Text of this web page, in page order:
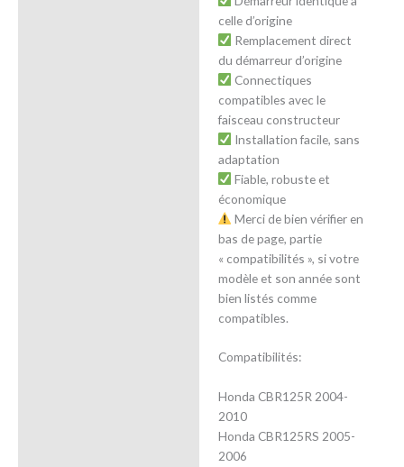
celle d’origine
Remplacement direct
du démarreur d’origine
Connectiques
compatibles avec le
faisceau constructeur
Installation facile, sans
adaptation
Fiable, robuste et
économique
Merci de bien vérifier en
bas de page, partie
« compatibilités », si votre
modèle et son année sont
bien listés comme
compatibles.
Compatibilités:
Honda CBR125R 2004-
2010
Honda CBR125RS 2005-
2006